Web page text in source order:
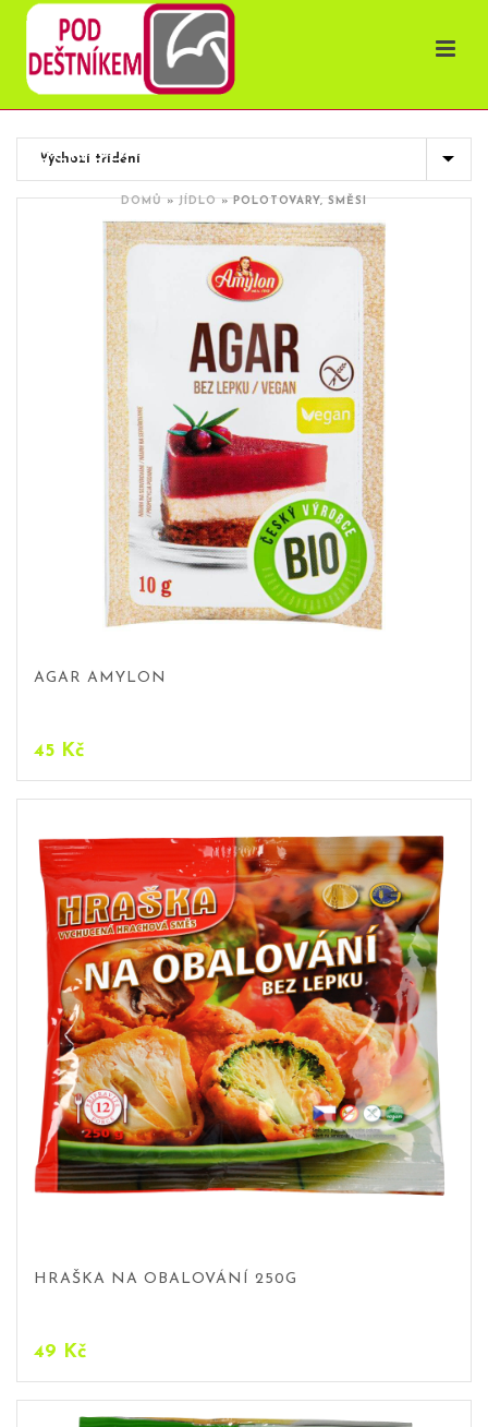
OBCHOD
DOMŮ»JÍDLO»POLOTOVARY, SMĚSI
AGAR AMYLON
45 Kč
HRAŠKA NA OBALOVÁNÍ 250G
49 Kč